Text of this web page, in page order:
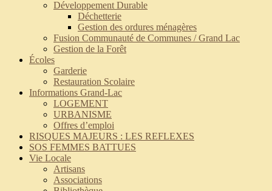
Développement Durable
Déchetterie
Gestion des ordures ménagères
Fusion Communauté de Communes / Grand Lac
Gestion de la Forêt
Écoles
Garderie
Restauration Scolaire
Informations Grand-Lac
LOGEMENT
URBANISME
Offres d’emploi
RISQUES MAJEURS : LES REFLEXES
SOS FEMMES BATTUES
Vie Locale
Artisans
Associations